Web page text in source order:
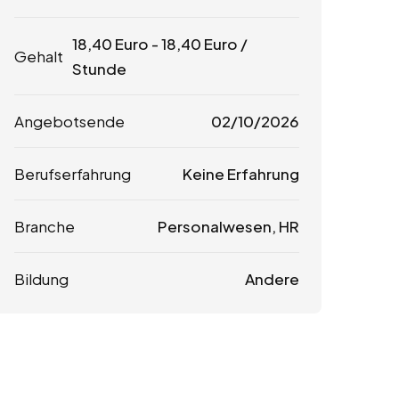
Gehalt
18,40 Euro -18,40 Euro /
Stunde
Angebotsende 02/10/2026
Berufserfahrung Keine Erfahrung
Branche Personalwesen, HR
Bildung Andere